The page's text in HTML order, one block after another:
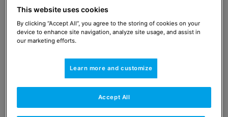
En tant qu'installateur, vous ne
pouvez pas passer à côté !
Jusqu'au 31 décembre 2026, vous recevrez
This website uses cookies
By clicking “Accept All”, you agree to the storing of cookies on your
device to enhance site navigation, analyze site usage, and assist in
our marketing efforts.
Learn more and customize
Accept All